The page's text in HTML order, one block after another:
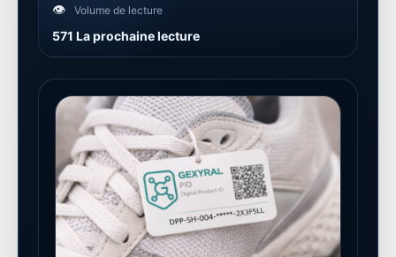
👁️ Volume de lecture
571 La prochaine lecture